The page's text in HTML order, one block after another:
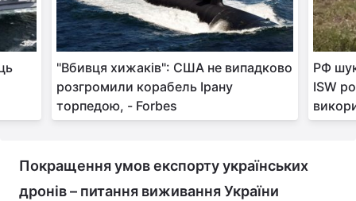
"Вбивця хижаків": США не випадково
розгромили корабель Ірану
торпедою, - Forbes
РФ
ISW
Покращення умов експорту українських
дронів – питання виживання України